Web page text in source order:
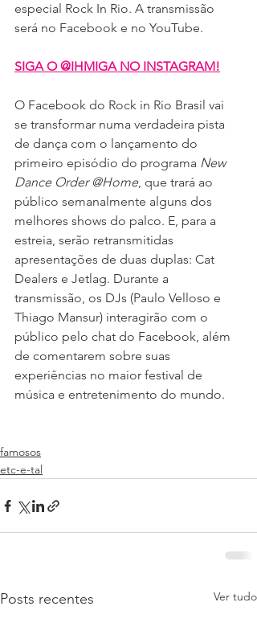
especial Rock In Rio. A transmissão
será no Facebook e no YouTube.
SIGA O @IHMIGA NO INSTAGRAM!
O Facebook do Rock in Rio Brasil vai
se transformar numa verdadeira pista
de dança com o lançamento do
primeiro episódio do programa New
Dance Order @Home, que trará ao
público semanalmente alguns dos
melhores shows do palco. E, para a
estreia, serão retransmitidas
apresentações de duas duplas: Cat
Dealers e Jetlag. Durante a
transmissão, os DJs (Paulo Velloso e
Thiago Mansur) interagirão com o
público pelo chat do Facebook, além
de comentarem sobre suas
experiências no maior festival de
música e entretenimento do mundo.
famosos
etc-e-tal
Posts recentes Ver tudo